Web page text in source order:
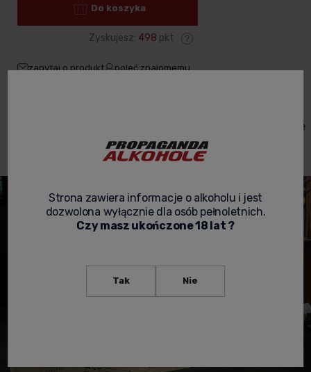
Do koszyka
Zyskujesz: 498 pkt
zapytaj o produkt poleć znajomemu
dostawy
produkcie
Zabezpieczenie
Strona zawiera informacje o alkoholu i jest
dozwolona wyłącznie dla osób pełnoletnich.
Czy masz ukończone 18 lat ?
Tak Nie